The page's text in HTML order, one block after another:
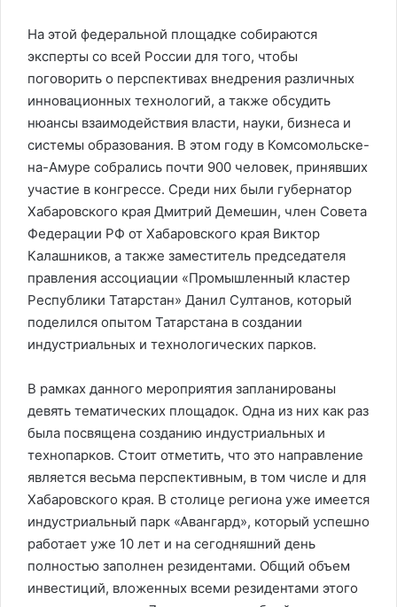
На этой федеральной площадке собираются
эксперты со всей России для того, чтобы
поговорить о перспективах внедрения различных
инновационных технологий, а также обсудить
нюансы взаимодействия власти, науки, бизнеса и
системы образования. В этом году в Комсомольске-
на-Амуре собрались почти 900 человек, принявших
участие в конгрессе. Среди них были губернатор
Хабаровского края Дмитрий Демешин, член Совета
Федерации РФ от Хабаровского края Виктор
Калашников, а также заместитель председателя
правления ассоциации «Промышленный кластер
Республики Татарстан» Данил Султанов, который
поделился опытом Татарстана в создании
индустриальных и технологических парков.
В рамках данного мероприятия запланированы
девять тематических площадок. Одна из них как раз
была посвящена созданию индустриальных и
технопарков. Стоит отметить, что это направление
является весьма перспективным, в том числе и для
Хабаровского края. В столице региона уже имеется
индустриальный парк «Авангард», который успешно
работает уже 10 лет и на сегодняшний день
полностью заполнен резидентами. Общий объем
инвестиций, вложенных всеми резидентами этого